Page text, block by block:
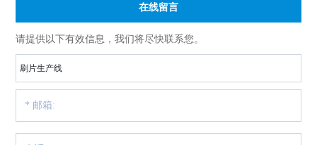
在线留言
请提供以下有效信息，我们将尽快联系您。
刷片生产线